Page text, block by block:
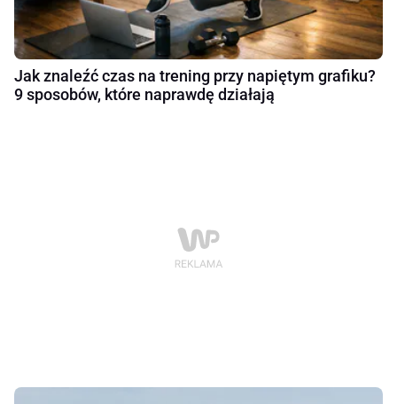
Jak znaleźć czas na trening przy napiętym grafiku?
9 sposobów, które naprawdę działają